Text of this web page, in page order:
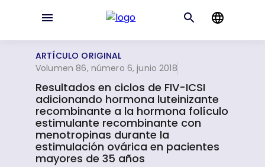
ARTÍCULO ORIGINAL
Volumen 86, número 6, junio 2018
Resultados en ciclos de FIV-ICSI
adicionando hormona luteinizante
recombinante a la hormona folículo
estimulante recombinante con
menotropinas durante la
estimulación ovárica en pacientes
mayores de 35 años